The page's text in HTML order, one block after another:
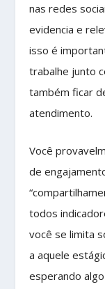
nas redes
evidencia e
isso é
trabalhe junto
também ficar
atendimento.
Você
de
todos
você se limita
a aquele
esperando